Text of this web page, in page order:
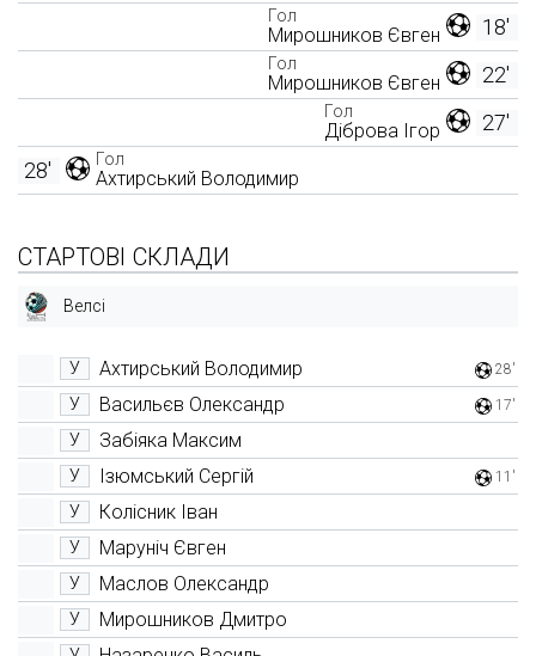
18'
Гол
Мирошников Євген
22'
Гол
Мирошников Євген
27'
Гол
Діброва Ігор
Гол
Ахтирський Володимир
28'
СТАРТОВІ СКЛАДИ
Велсі
У Ахтирський Володимир 28'
У Васильєв Олександр 17'
У Забіяка Максим
У Ізюмський Сергій 11'
У Колісник Іван
У Маруніч Євген
У Маслов Олександр
У Мирошников Дмитро